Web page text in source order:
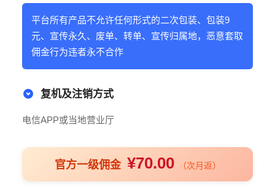
平台所有产品不允许任何形式的二次包装、包装9
元、宣传永久、废单、转单、宣传归属地，恶意套取
佣金行为违者永不合作
复机及注销方式
电信APP或当地营业厅
官方一级佣金 ¥70.00 （次月返）